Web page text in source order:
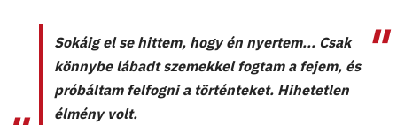
Sokáig el se hittem, hogy én nyertem... Csak
könnybe lábadt szemekkel fogtam a fejem, és
próbáltam felfogni a történteket. Hihetetlen
élmény volt.